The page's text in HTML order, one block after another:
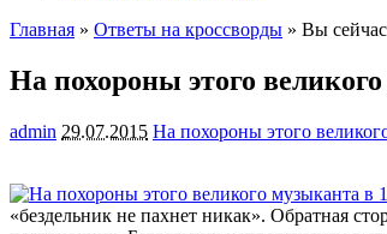
Главная » Ответы на кроссворды » Вы
На похороны этого
admin 29.07.2015 На похороны этого
«бездельник не пахнет никак». Обратная